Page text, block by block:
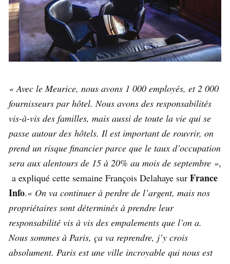
« Avec le Meurice, nous avons 1 000 employés, et 2 000
fournisseurs par hôtel. Nous avons des responsabilités
vis-à-vis des familles, mais aussi de toute la vie qui se
passe autour des hôtels. Il est important de rouvrir, on
prend un risque financier parce que le taux d’occupation
sera aux alentours de 15 à 20% au mois de septembre »,
a expliqué cette semaine François Delahaye sur France
Info.« On va continuer à perdre de l’argent, mais nos
propriétaires sont déterminés à prendre leur
responsabilité vis à vis des empalements que l’on a.
Nous sommes à Paris, ça va reprendre, j’y crois
absolument. Paris est une ville incroyable qui nous est